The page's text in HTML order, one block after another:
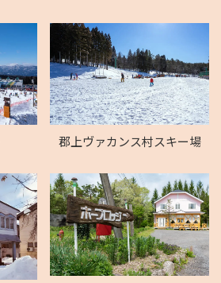
郡上ヴァカンス村スキー場